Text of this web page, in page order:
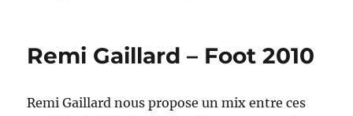
Remi Gaillard – Foot 2010
Remi Gaillard nous propose un mix entre ces